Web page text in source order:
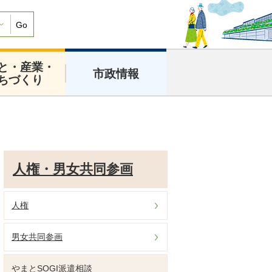
Go
・産業・
づくり
市政情報
人権・男女共同参画
人権
男女共同参画
やまとSOGI派遣相談